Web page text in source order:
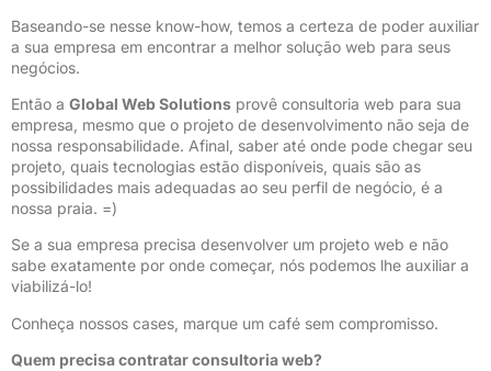
Baseando-se nesse know-how, temos a certeza de poder auxiliar
a sua empresa em encontrar a melhor solução web para seus
negócios.
Então a Global Web Solutions provê consultoria web para sua
empresa, mesmo que o projeto de desenvolvimento não seja de
nossa responsabilidade. Afinal, saber até onde pode chegar seu
projeto, quais tecnologias estão disponíveis, quais são as
possibilidades mais adequadas ao seu perfil de negócio, é a
nossa praia. =)
Se a sua empresa precisa desenvolver um projeto web e não
sabe exatamente por onde começar, nós podemos lhe auxiliar a
viabilizá-lo!
Conheça nossos cases, marque um café sem compromisso.
Quem precisa contratar consultoria web?